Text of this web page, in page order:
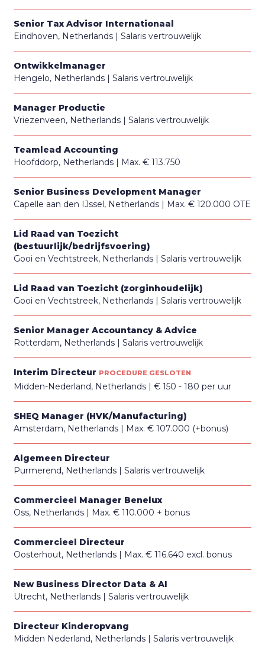
Senior Tax Advisor Internationaal
Eindhoven, Netherlands
Salaris vertrouwelijk
Ontwikkelmanager
Hengelo, Netherlands
Salaris vertrouwelijk
Manager Productie
Vriezenveen, Netherlands
Salaris vertrouwelijk
Teamlead Accounting
Hoofddorp, Netherlands
Max. € 113.750
Senior Business Development Manager
Capelle aan den IJssel, Netherlands
Max. € 120.000 OTE
Lid Raad van Toezicht
(bestuurlijk/bedrijfsvoering)
Gooi en Vechtstreek, Netherlands
Salaris vertrouwelijk
Lid Raad van Toezicht (zorginhoudelijk)
Gooi en Vechtstreek, Netherlands
Salaris vertrouwelijk
Senior Manager Accountancy & Advice
Rotterdam, Netherlands
Salaris vertrouwelijk
Interim Directeur PROCEDURE GESLOTEN
Midden-Nederland, Netherlands € 150 - 180 per uur
SHEQ Manager (HVK/Manufacturing)
Amsterdam, Netherlands
Max. € 107.000 (+bonus)
Algemeen Directeur
Purmerend, Netherlands
Salaris vertrouwelijk
Commercieel Manager Benelux
Oss, Netherlands
Max. € 110.000 + bonus
Commercieel Directeur
Oosterhout, Netherlands
Max. € 116.640 excl. bonus
New Business Director Data & AI
Utrecht, Netherlands
Salaris vertrouwelijk
Directeur Kinderopvang
Midden Nederland, Netherlands
Salaris vertrouwelijk